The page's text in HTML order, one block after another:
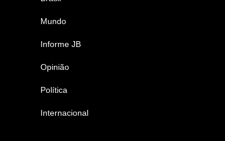
Mundo
Informe JB
Opinião
Política
Internacional